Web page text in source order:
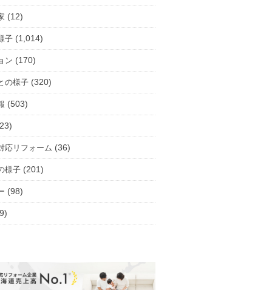
(12)
子 (1,014)
ン (170)
の様子 (320)
(503)
応リフォーム (36)
様子 (201)
(98)